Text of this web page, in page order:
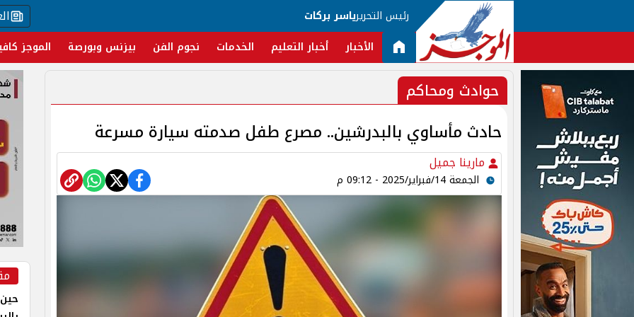
رئيس التحريرياسر بركات
الأخبار أخبار التعليم الخدمات نجوم الفن بيزنس وبورصة الموجز
حوادث ومحاكم
حادث مأساوي بالبدرشين.. مصرع طفل صدمته سيارة مسرعة
مارينا جميل
الجمعة 14/فبراير/2025 - 09:12 م